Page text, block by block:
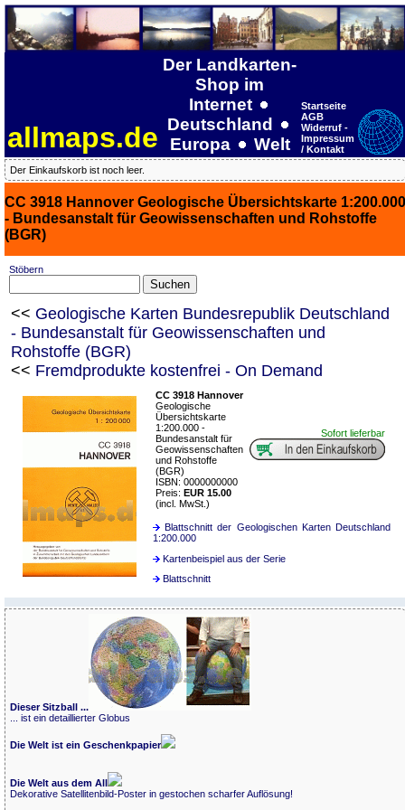
allmaps.de
Der Landkarten-
Shop im
Internet
Deutschland
Europa
Welt
Startseite
AGB
Widerruf -
Impressum
/ Kontakt
Der Einkaufskorb ist noch leer.
CC 3918 Hannover Geologische Übersichtskarte 1:200.000
- Bundesanstalt für Geowissenschaften und Rohstoffe
(BGR)
Stöbern
<< Geologische Karten Bundesrepublik Deutschland
- Bundesanstalt für Geowissenschaften und
Rohstoffe (BGR)
<< Fremdprodukte kostenfrei - On Demand
CC 3918 Hannover
Geologische
Übersichtskarte
1:200.000 -
Bundesanstalt für
Geowissenschaften
und Rohstoffe
(BGR)
ISBN: 0000000000
Preis: EUR 15.00
(incl. MwSt.)
Sofort lieferbar
Blattschnitt der Geologischen Karten Deutschland
1:200.000
Kartenbeispiel aus der Serie
Blattschnitt
Dieser Sitzball ...
... ist ein detaillierter Globus
Die Welt ist ein Geschenkpapier
Die Welt aus dem All
Dekorative Satellitenbild-Poster in gestochen scharfer Auflösung!